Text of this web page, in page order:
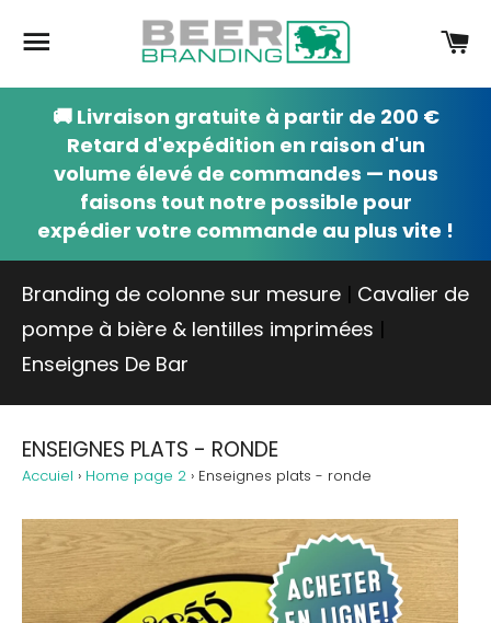
🚚 Livraison gratuite à partir de 200 €
Retard d'expédition en raison d'un
volume élevé de commandes — nous
faisons tout notre possible pour
expédier votre commande au plus vite !
Branding de colonne sur mesure | Cavalier de
pompe à bière & lentilles imprimées |
Enseignes De Bar
ENSEIGNES PLATS - RONDE
Accuiel › Home page 2 › Enseignes plats - ronde